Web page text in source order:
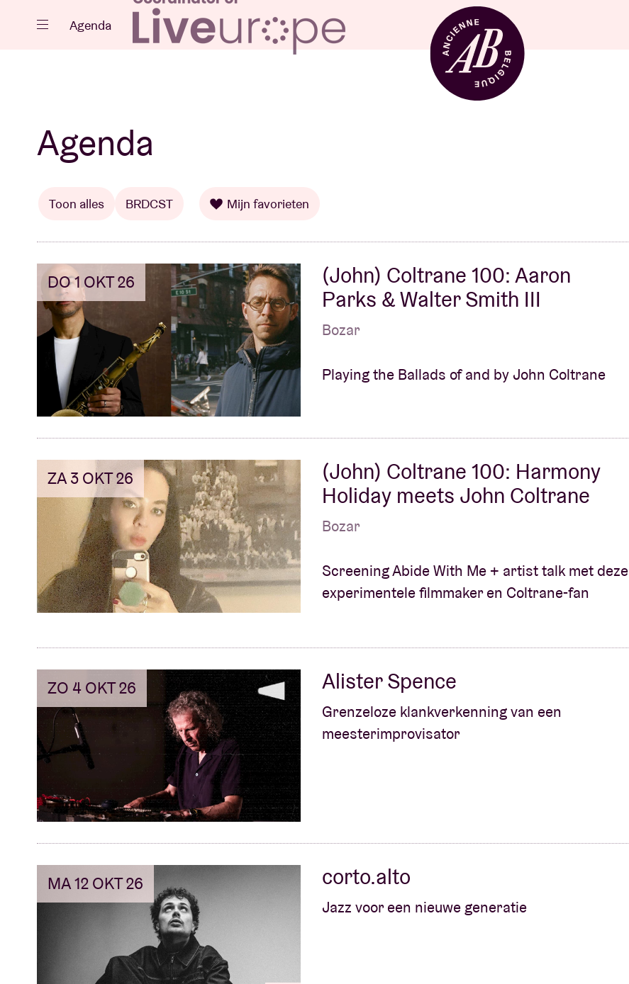
Sluiten
Agenda
Projecten
Nieuws
Bezoekersinfo
AB ❤ you
ABtv
Concertcheque
Agenda
Agenda
Toon alles BRDCST Mijn favorieten
DO 1 OKT 26
(John) Coltrane 100: Aaron
Parks & Walter Smith III
Bozar
Playing the Ballads of and by John Coltrane
ZA 3 OKT 26
(John) Coltrane 100: Harmony
Holiday meets John Coltrane
Bozar
Screening Abide With Me + artist talk met deze
experimentele filmmaker en Coltrane-fan
ZO 4 OKT 26 Alister Spence
Grenzeloze klankverkenning van een
meesterimprovisator
MA 12 OKT 26 corto.alto
Jazz voor een nieuwe generatie